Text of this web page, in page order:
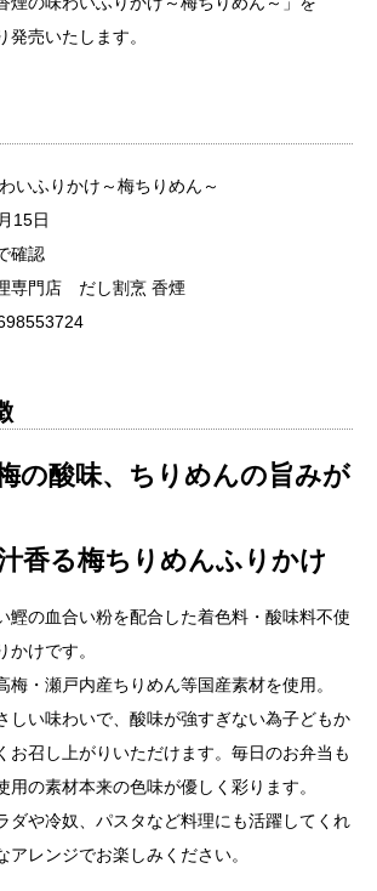
売いたします。
いふりかけ～梅ちりめん～
15日
確認
専門店 だし割烹 香煙
の酸味、ちりめんの旨みが
香る梅ちりめんふりかけ
鰹の血合い粉を配合した着色料・酸味料不使
かけです。
梅・瀬戸内産ちりめん等国産素材を使用。
しい味わいで、酸味が強すぎない為子どもか
お召し上がりいただけます。毎日のお弁当も
用の素材本来の色味が優しく彩ります。
ダや冷奴、パスタなど料理にも活躍してくれ
アレンジでお楽しみください。